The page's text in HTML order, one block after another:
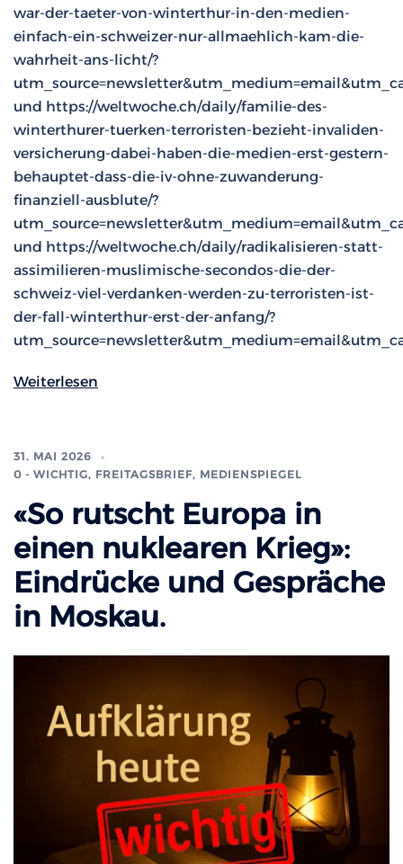
war-der-taeter-von-winterthur-in-den-medien-
einfach-ein-schweizer-nur-allmaehlich-kam-die-
wahrheit-ans-licht/?
und https://weltwoche.ch/daily/familie-des-
winterthurer-tuerken-terroristen-bezieht-invaliden-
versicherung-dabei-haben-die-medien-erst-gestern-
behauptet-dass-die-iv-ohne-zuwanderung-
finanziell-ausblute/?
und https://weltwoche.ch/daily/radikalisieren-statt-
assimilieren-muslimische-secondos-die-der-
schweiz-viel-verdanken-werden-zu-terroristen-ist-
der-fall-winterthur-erst-der-anfang/?
Weiterlesen
31. MAI 2026
0 - WICHTIG, FREITAGSBRIEF, MEDIENSPIEGEL
«So rutscht Europa in
einen nuklearen Krieg»:
Eindrücke und Gespräche
in Moskau.